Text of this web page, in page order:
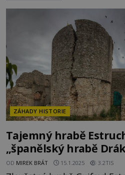
nachází v novozélandském
ZÁHADY HISTORIE
Tajemný hrabě
„španělský hrabě
OD MIREK BRÁT 15.1.2025 3.2TIS